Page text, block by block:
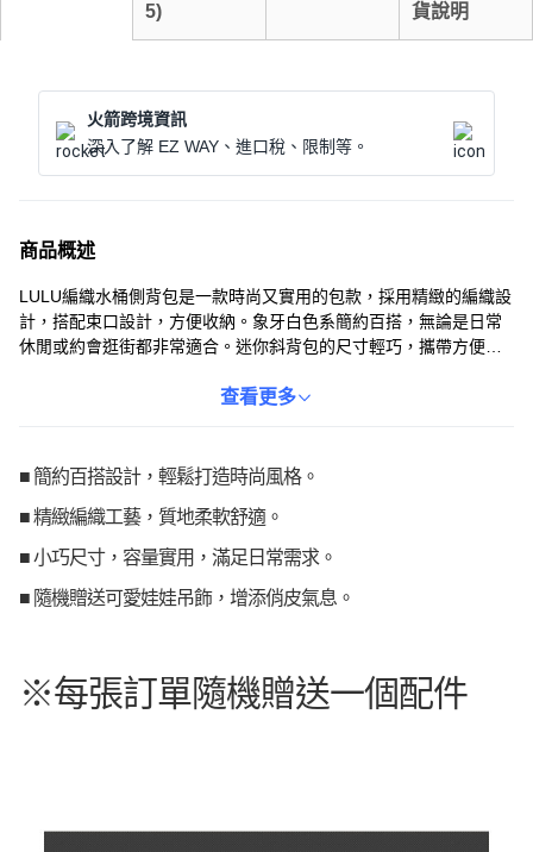
5)
貨說明
火箭跨境資訊
深入了解 EZ WAY、進口稅、限制等。
商品概述
LULU編織水桶側背包是一款時尚又實用的包款，採用精緻的編織設
計，搭配束口設計，方便收納。象牙白色系簡約百搭，無論是日常
休閒或約會逛街都非常適合。迷你斜背包的尺寸輕巧，攜帶方便，
增添趣味性。這款包包絕對是您時尚穿搭的必備單品。
查看更多
■ 簡約百搭設計，輕鬆打造時尚風格。
■ 精緻編織工藝，質地柔軟舒適。
■ 小巧尺寸，容量實用，滿足日常需求。
■ 隨機贈送可愛娃娃吊飾，增添俏皮氣息。
※每張訂單隨機贈送一個配件